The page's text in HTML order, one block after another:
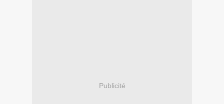
Publicité